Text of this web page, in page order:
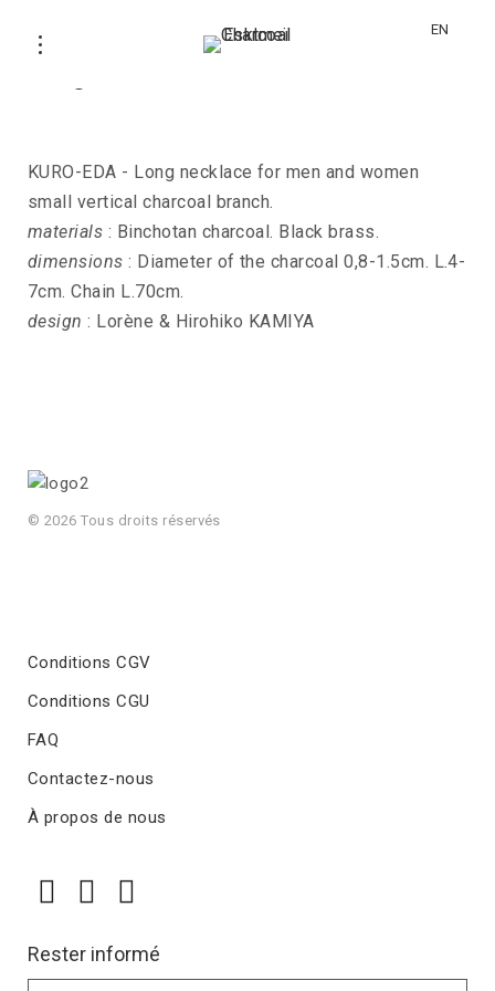
EN
KURO-EDA - Long necklace for men and women
small vertical charcoal branch.
materials : Binchotan charcoal. Black brass.
dimensions : Diameter of the charcoal 0,8-1.5cm. L.4-
7cm. Chain L.70cm.
design : Lorène & Hirohiko KAMIYA
© 2026 Tous droits réservés
Conditions CGV
Conditions CGU
FAQ
Contactez-nous
À propos de nous
Rester informé